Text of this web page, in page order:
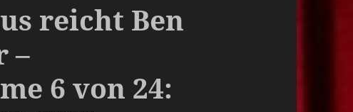
reicht Ben
–
6 von 24: